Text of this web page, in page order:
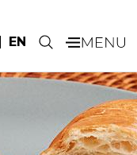
EN .